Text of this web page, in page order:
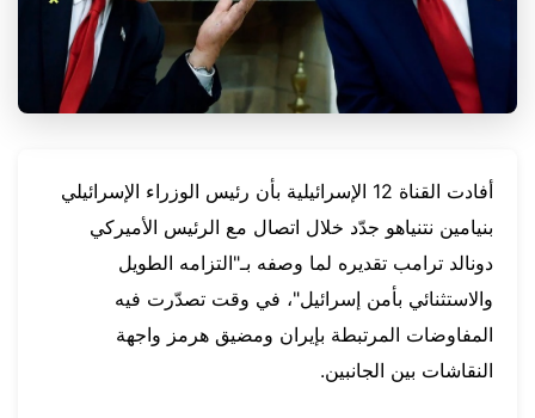
أفادت القناة 12 الإسرائيلية بأن رئيس الوزراء الإسرائيلي
بنيامين نتنياهو جدّد خلال اتصال مع الرئيس الأميركي
دونالد ترامب تقديره لما وصفه بـ"التزامه الطويل
والاستثنائي بأمن إسرائيل"، في وقت تصدّرت فيه
المفاوضات المرتبطة بإيران ومضيق هرمز واجهة
النقاشات بين الجانبين.